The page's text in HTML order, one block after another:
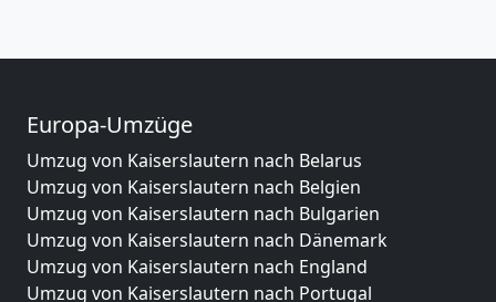
Europa-Umzüge
Umzug von Kaiserslautern nach Belarus
Umzug von Kaiserslautern nach Belgien
Umzug von Kaiserslautern nach Bulgarien
Umzug von Kaiserslautern nach Dänemark
Umzug von Kaiserslautern nach England
Umzug von Kaiserslautern nach Portugal